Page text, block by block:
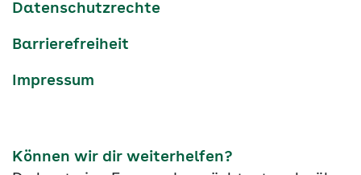
Datenschutzrechte
Barrierefreiheit
Impressum
Können wir dir weiterhelfen?